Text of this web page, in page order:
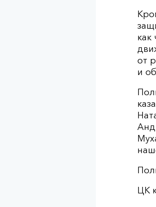
защ
как
от
и
ЦК